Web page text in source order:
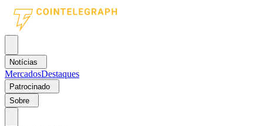
Notícias
MercadosDestaques
Patrocinado
Sobre